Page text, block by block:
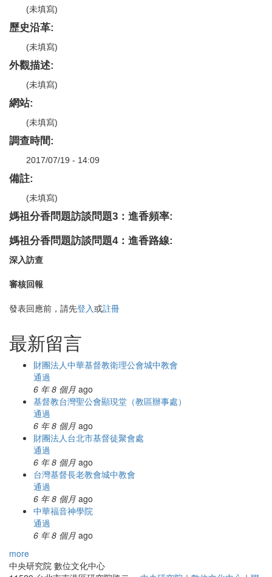
(未填寫)
歷史沿革:
(未填寫)
外觀描述:
(未填寫)
網站:
(未填寫)
調查時間:
2017/07/19 - 14:09
備註:
(未填寫)
媽祖分香問題訪談問題3：進香頻率:
媽祖分香問題訪談問題4：進香路線:
深入訪查
審核回報
發表回應前，請先登入或註冊
最新留言
財團法人中華基督教衛理公會城中教會
通過
6 年 8 個月 ago
基督教台灣聖公會顯現堂（教區辦事處）
通過
6 年 8 個月 ago
財團法人台北市基督徒聚會處
通過
6 年 8 個月 ago
台灣基督長老教會城中教會
通過
6 年 8 個月 ago
中華福音神學院
通過
6 年 8 個月 ago
more
中央研究院 數位文化中心